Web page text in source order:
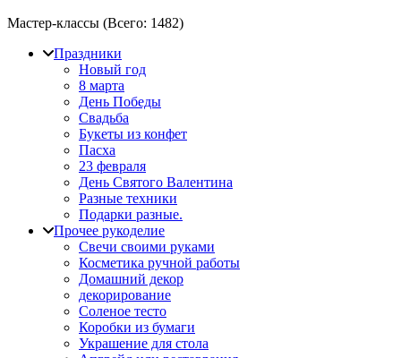
Мастер-классы (Всего: 1482)
Праздники
Новый год
8 марта
День Победы
Свадьба
Букеты из конфет
Пасха
23 февраля
День Святого Валентина
Разные техники
Подарки разные.
Прочее рукоделие
Свечи своими руками
Косметика ручной работы
Домашний декор
декорирование
Соленое тесто
Коробки из бумаги
Украшение для стола